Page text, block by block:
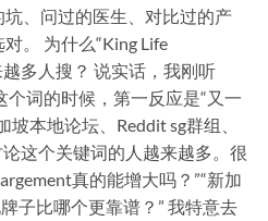
、问过的医生、对比过的产
。 为什么“King Life
多人搜？ 说实话，我刚听
个词的时候，第一反应是“又一
本地论坛、Reddit sg群组、
这个关键词的人越来越多。很
真的能增大吗？”“新加
子比哪个更靠谱？” 我特意去